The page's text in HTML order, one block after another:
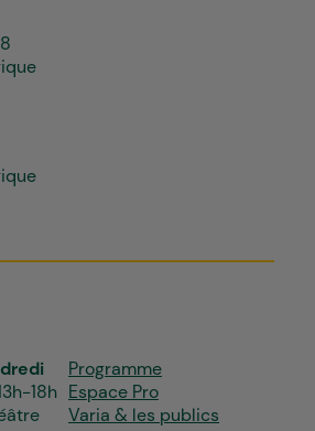
18h
Programme
Espace Pro
Varia & les publics